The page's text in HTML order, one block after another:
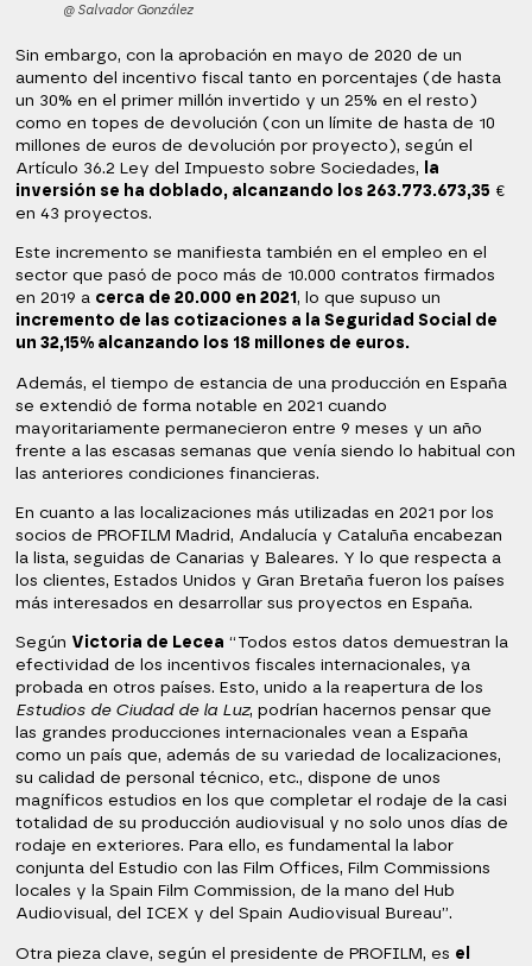
@ Salvador González
Sin embargo, con la aprobación en mayo de 2020 de un
aumento del incentivo fiscal tanto en porcentajes (de hasta
un 30% en el primer millón invertido y un 25% en el resto)
como en topes de devolución (con un límite de hasta de 10
millones de euros de devolución por proyecto), según el
Artículo 36.2 Ley del Impuesto sobre Sociedades,
la
inversión se ha doblado, alcanzando los 263.773.673,35 €
en 43 proyectos.
Este incremento se manifiesta también en el empleo en el
sector que pasó de poco más de 10.000 contratos firmados
en 2019 a cerca de 20.000 en 2021, lo que supuso un
incremento de las cotizaciones a la Seguridad Social de
un 32,15% alcanzando los 18 millones de euros.
Además, el tiempo de estancia de una producción en España
se extendió de forma notable en 2021 cuando
mayoritariamente permanecieron entre 9 meses y un año
frente a las escasas semanas que venía siendo lo habitual con
las anteriores condiciones financieras.
En cuanto a las localizaciones más utilizadas en 2021 por los
socios de PROFILM Madrid, Andalucía y Cataluña encabezan
la lista, seguidas de Canarias y Baleares. Y lo que respecta a
los clientes, Estados Unidos y Gran Bretaña fueron los países
más interesados en desarrollar sus proyectos en España.
Según Victoria de Lecea “Todos estos datos demuestran la
efectividad de los incentivos fiscales internacionales, ya
probada en otros países. Esto, unido a la reapertura de los
Estudios de Ciudad de la Luz, podrían hacernos pensar que
las grandes producciones internacionales vean a España
como un país que, además de su variedad de localizaciones,
su calidad de personal técnico, etc., dispone de unos
magníficos estudios en los que completar el rodaje de la casi
totalidad de su producción audiovisual y no solo unos días de
rodaje en exteriores. Para ello, es fundamental la labor
conjunta del Estudio con las Film Offices, Film Commissions
locales y la Spain Film Commission, de la mano del Hub
Audiovisual, del ICEX y del Spain Audiovisual Bureau”.
Otra pieza clave, según el presidente de PROFILM, es el